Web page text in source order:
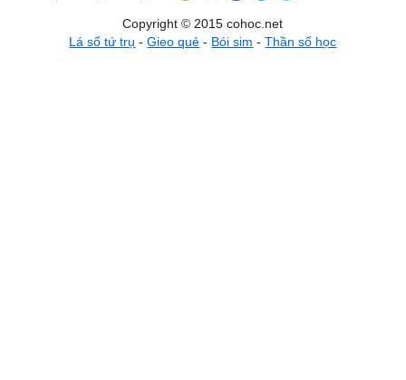
Copyright © 2015 cohoc.net
Lá số tứ trụ -Gieo quẻ - Bói sim -Thần số học